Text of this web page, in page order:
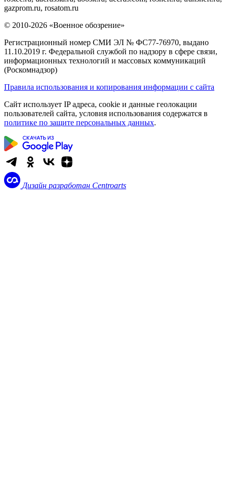
gazprom.ru, rosatom.ru
© 2010-2026 «Военное обозрение»
Регистрационный номер СМИ ЭЛ № ФС77-76970, выдано
11.10.2019 г. Федеральной службой по надзору в сфере связи,
информационных технологий и массовых коммуникаций
(Роскомнадзор)
Правила использования и копирования информации с сайта
Сайт использует IP адреса, cookie и данные геолокации
пользователей сайта, условия использования содержатся в
политике по защите персональных данных.
Дизайн разработан Centroarts